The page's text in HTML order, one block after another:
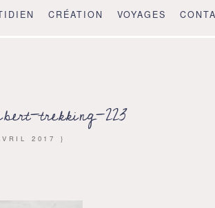
CRÉATION VOYAGES
trekking-223
2017 }